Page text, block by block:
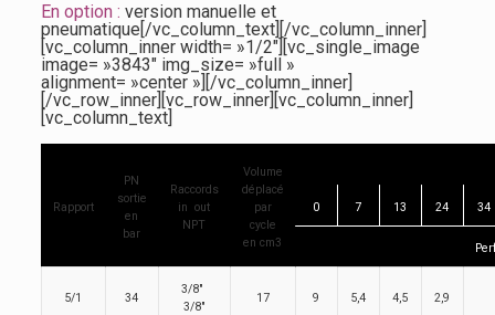
En option : version manuelle et
pneumatique[/vc_column_text][/vc_column_inner]
[vc_column_inner width= »1/2″][vc_single_image
image= »3843″ img_size= »full »
alignment= »center »][/vc_column_inner]
[/vc_row_inner][vc_row_inner][vc_column_inner]
[vc_column_text]
Rapport
PN
sortie
en
bar
Raccords
in out
NPT
Volume
déplacé
par
cycle
en cm3
0 7 13 24 34
5/1 34
3/8″
3/8″
17 9 5,4 4,5 2,9